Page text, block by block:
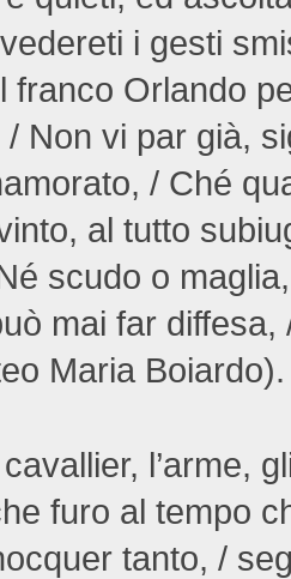
i gesti
franco Orlando
/ Non vi par già,
/ Ché
al tutto
scudo o
mai far
Maria Boiardo).
l’arme,
furo al tempo
tanto, /